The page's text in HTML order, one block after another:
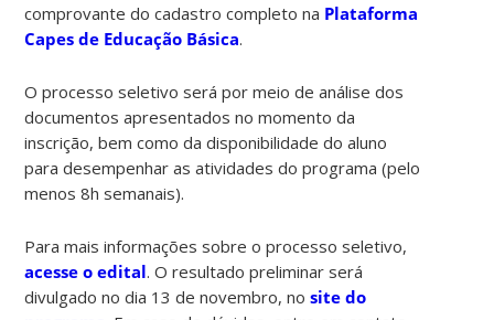
comprovante do cadastro completo na Plataforma
Capes de Educação Básica.
O processo seletivo será por meio de análise dos
documentos apresentados no momento da
inscrição, bem como da disponibilidade do aluno
para desempenhar as atividades do programa (pelo
menos 8h semanais).
Para mais informações sobre o processo seletivo,
acesse o edital. O resultado preliminar será
divulgado no dia 13 de novembro, nosite do